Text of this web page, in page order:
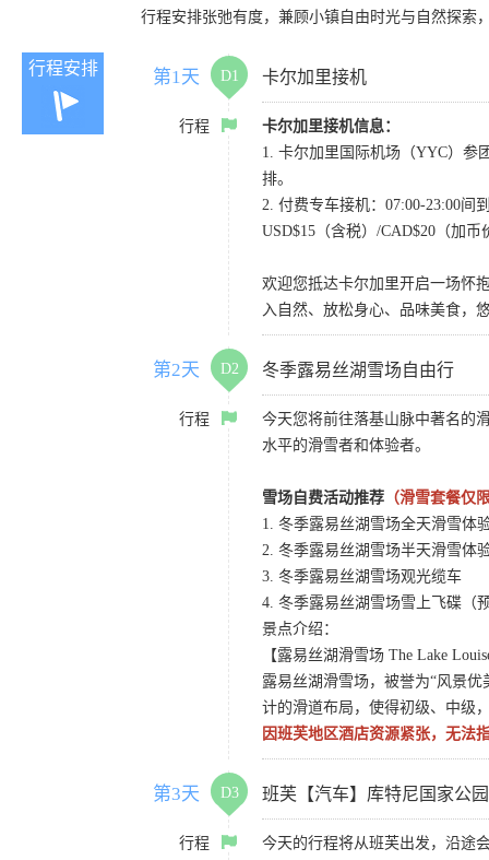
行程安排张弛有度，兼顾小镇自由时光与自然探索
行程安排 第1天 D1 卡尔加里接机
行程
卡尔加里接机信息：
1. 卡尔加里国际机场（YYC）参
排。
2. 付费专车接机：07:00-23:00间
USD$15（含税）/CAD$20（加
欢迎您抵达卡尔加里开启一场怀
入自然、放松身心、品味美食，
第2天 D2 冬季露易丝湖雪场自由行
行程
今天您将前往落基山脉中著名的
水平的滑雪者和体验者。
雪场自费活动推荐 （滑雪套餐仅
1. 冬季露易丝湖雪场全天滑雪体
2. 冬季露易丝湖雪场半天滑雪体
3. 冬季露易丝湖雪场观光缆车
4. 冬季露易丝湖雪场雪上飞碟（
景点介绍：
【露易丝湖滑雪场 The Lake
露易丝湖滑雪场，被誉为“风景
计的滑道布局，使得初级、中级
因班芙地区酒店资源紧张，无法
第3天 D3 班芙【汽车】库特尼国家公
行程
今天的行程将从班芙出发，沿途